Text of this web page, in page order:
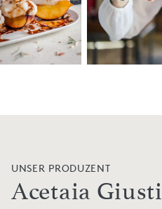
UNSER PRODUZENT
Acetaia Giusti